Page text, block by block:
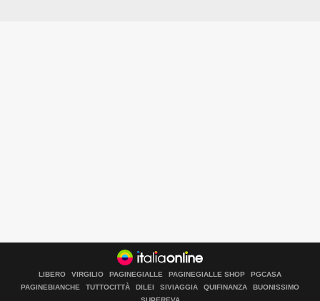
LIBERO VIRGILIO PAGINEGIALLE PAGINEGIALLE SHOP
PGCASA
PAGINEBIANCHE
TUTTOCITTÀ DILEI SIVIAGGIA QUIFINANZA
BUONISSIMO